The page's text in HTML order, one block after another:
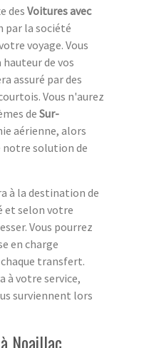
des Voitures avec
par la société
voyage. Vous
de vos
assuré par des
Vous n'aurez
de Sur-
aérienne, alors
solution de
à la destination de
et selon votre
Vous pourrez
en charge
transfert.
à votre service,
surviennent lors
Noaillac